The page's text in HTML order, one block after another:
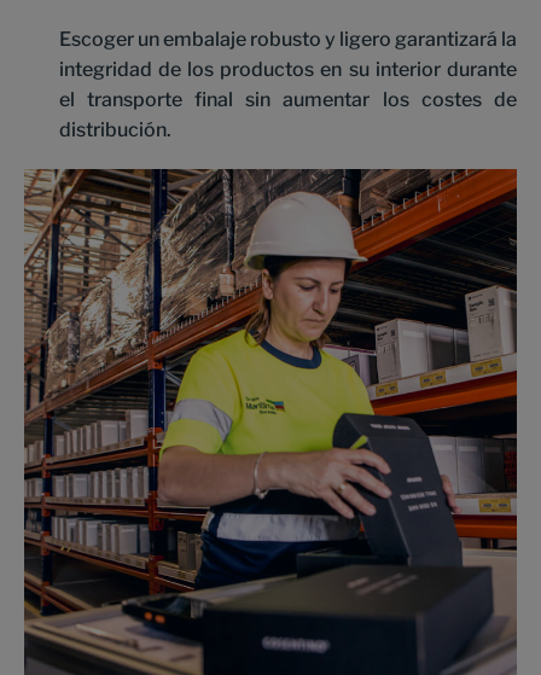
Escoger un embalaje robusto y ligero garantizará la
integridad de los productos en su interior durante
el transporte final sin aumentar los costes de
distribución.